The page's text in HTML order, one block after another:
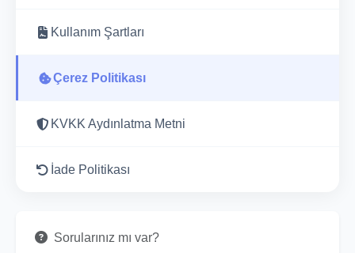
Kullanım Şartları
Çerez Politikası
KVKK Aydınlatma Metni
İade Politikası
Sorularınız mı var?